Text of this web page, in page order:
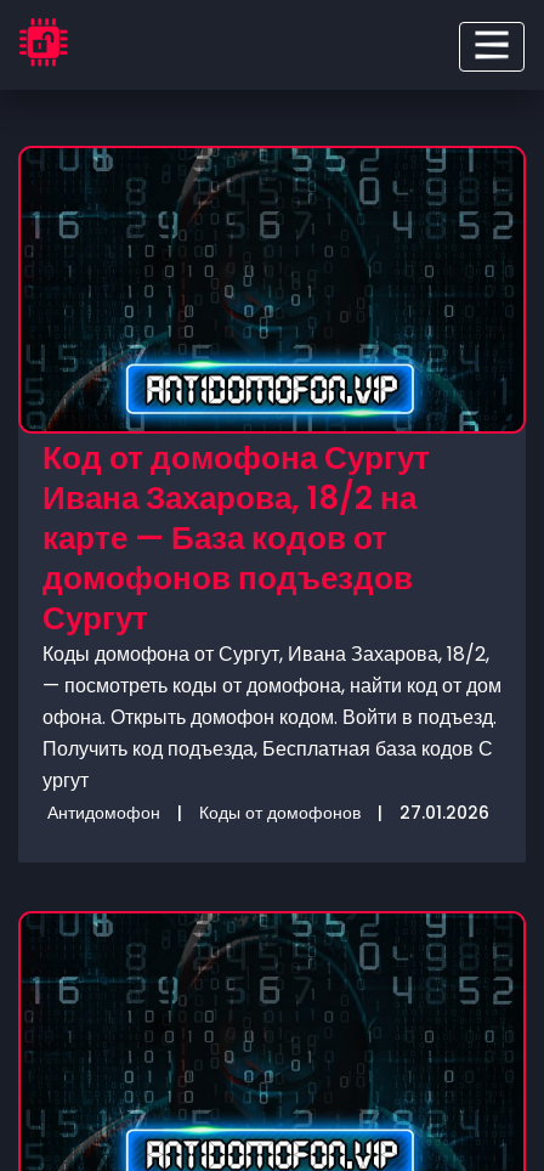
Код от домофона Сургут
Ивана Захарова, 18/2 на
карте — База кодов от
домофонов подъездов
Сургут
Коды домофона от Сургут, Ивана Захарова, 18/2,
— посмотреть коды от домофона, найти код от дом
офона. Открыть домофон кодом. Войти в подъезд.
Получить код подъезда, Бесплатная база кодов С
ургут
Антидомофон | Коды от домофонов | 27.01.2026